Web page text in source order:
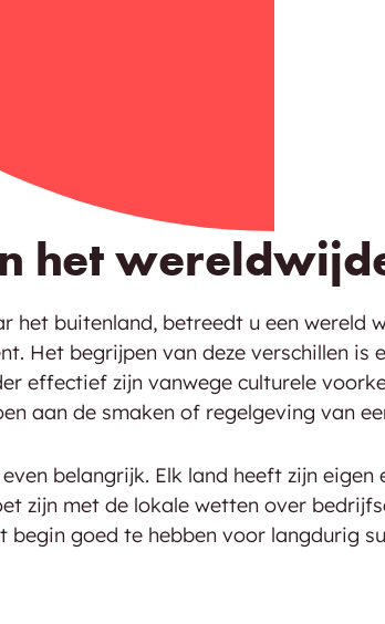
het
het buitenland, betreedt u een wereld
Het begrijpen van deze verschillen
effectief zijn vanwege culturele
aan de smaken of regelgeving van
belangrijk. Elk land heeft zijn
zijn met de lokale wetten over
goed te hebben voor langdurig